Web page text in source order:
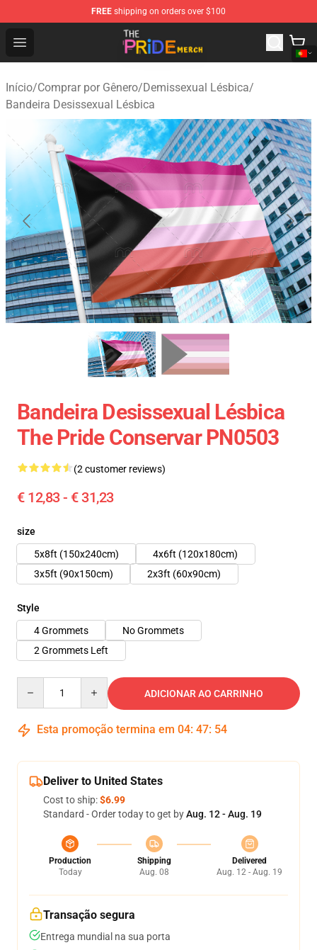
FREE shipping on orders over $100
Open menu
The Pride Shop - Official The Pride Merchandise Store
Início/Comprar por Gênero/Demissexual Lésbica/
Bandeira Desissexual Lésbica
Bandeira Desissexual Lésbica
The Pride Conservar PN0503
(2 customer reviews)
€ 12,83 - € 31,23
size
5x8ft (150x240cm)
4x6ft (120x180cm)
3x5ft (90x150cm)
2x3ft (60x90cm)
Style
4 Grommets
No Grommets
2 Grommets Left
ADICIONAR AO CARRINHO
Esta promoção termina em 04: 47: 53
Deliver to United States
Cost to ship:$6.99
Standard - Order today to get byAug. 12 - Aug. 19
Production
Today
Shipping
Aug. 08
Delivered
Aug. 12 - Aug. 19
Transação segura
Entrega mundial na sua porta